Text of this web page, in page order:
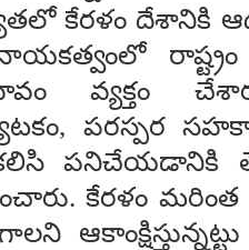
కేరళం దేశానికి
రాష్ట్రం
వ్యక్తం
పరస్పర
కలిసి పనిచేయడానికి
కేరళం మరింత